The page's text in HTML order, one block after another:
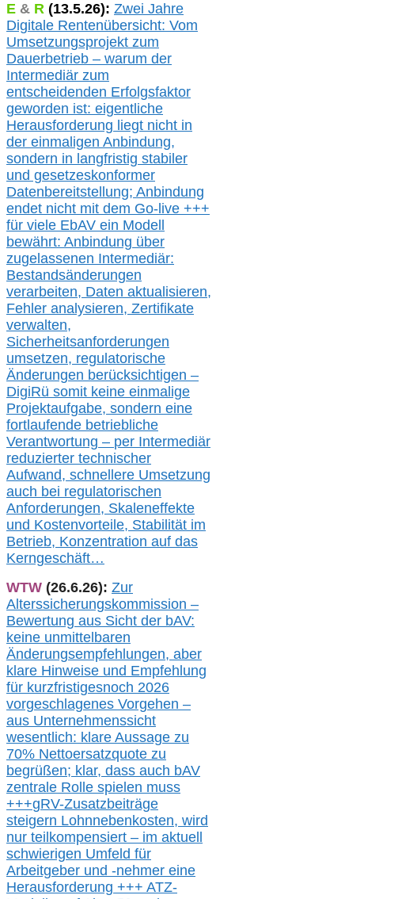
E & R (13.5.26): Zwei Jahre
Digitale Rentenübersicht: Vom
Umsetzungsprojekt zum
Dauerbetrieb – warum der
Intermediär zum
entscheidenden Erfolgsfaktor
geworden ist: eigentliche
Herausforderung liegt nicht in
der einmaligen Anbindung,
sondern in langfristig stabiler
und gesetzeskonformer
Datenbereitstellung; Anbindung
endet nicht mit dem Go-live +++
für viele EbAV ein Modell
bewährt: Anbindung über
zugelassenen Intermediär:
Bestandsänderungen
verarbeiten, Daten aktualisieren,
Fehler analysieren, Zertifikate
verwalten,
Sicherheitsanforderungen
umsetzen, regulatorische
Änderungen berücksichtigen –
DigiRü somit keine einmalige
Projektaufgabe, sondern eine
fortlaufende betriebliche
Verantwortung – per Intermediär
reduzierter technischer
Aufwand, schnellere Umsetzung
auch bei regulatorischen
Anforderungen, Skaleneffekte
und Kostenvorteile, Stabilität im
Betrieb, Konzentration auf das
Kerngeschäft…
WTW (26.6.26): Zur
Alterssicherungskommission –
Bewertung aus Sicht der bAV:
keine unmittelbaren
Änderungsempfehlungen, aber
klare Hinweise und Empfehlung
für kurzfristigesnoch 2026
vorgeschlagenes Vorgehen –
aus Unternehmenssicht
wesentlich: klare Aussage zu
70% Nettoersatzquote zu
begrüßen; klar, dass auch bAV
zentrale Rolle spielen muss
+++gRV-Zusatzbeiträge
steigern Lohnnebenkosten, wird
nur teilkompensiert – im aktuell
schwierigen Umfeld für
Arbeitgeber und -nehmer eine
Herausforderung +++ ATZ-